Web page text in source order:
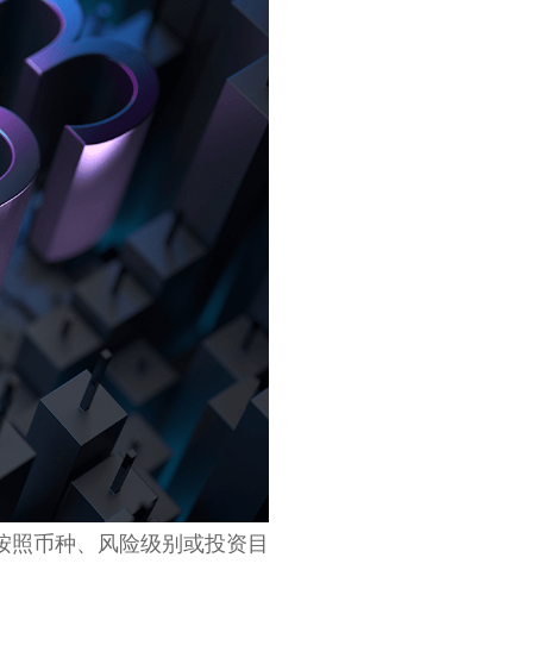
币种、风险级别或投资目